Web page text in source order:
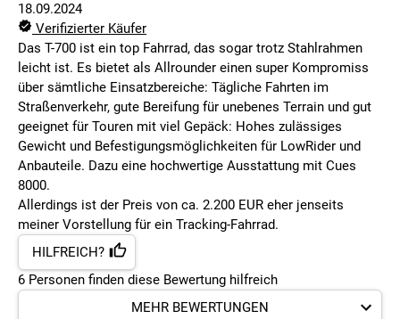
18.09.2024
Verifizierter Käufer
Das T-700 ist ein top Fahrrad, das sogar trotz Stahlrahmen
leicht ist. Es bietet als Allrounder einen super Kompromiss
über sämtliche Einsatzbereiche: Tägliche Fahrten im
Straßenverkehr, gute Bereifung für unebenes Terrain und gut
geeignet für Touren mit viel Gepäck: Hohes zulässiges
Gewicht und Befestigungsmöglichkeiten für LowRider und
Anbauteile. Dazu eine hochwertige Ausstattung mit Cues
8000.
Allerdings ist der Preis von ca. 2.200 EUR eher jenseits
meiner Vorstellung für ein Tracking-Fahrrad.
HILFREICH?
6 Personen finden diese Bewertung hilfreich
MEHR BEWERTUNGEN